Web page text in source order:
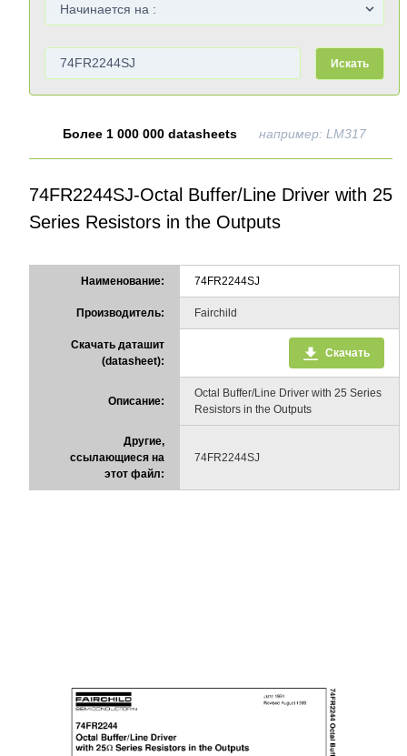
Искать
Более 1 000 000 datasheets например: LM317
74FR2244SJ-Octal Buffer/Line Driver with 25
Series Resistors in the Outputs
Наименование: 74FR2244SJ
Производитель: Fairchild
Скачать даташит
(datasheet):
Скачать
Описание:
Octal Buffer/Line Driver with 25 Series
Resistors in the Outputs
Другие,
ссылающиеся на
этот файл:
74FR2244SJ